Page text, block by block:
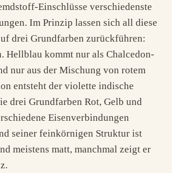
Einschlüsse verschiedenste
Im Prinzip lassen sich all diese
drei Grundfarben zurückführen:
Hellblau kommt nur als Chalcedon-
nur aus der Mischung von rotem
entsteht der violette indische
drei Grundfarben Rot, Gelb und
Eisenverbindungen
seiner feinkörnigen Struktur ist
meistens matt, manchmal zeigt er